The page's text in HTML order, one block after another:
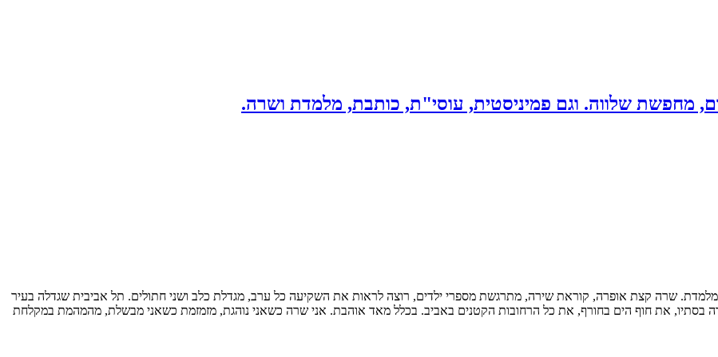
מחפשת שלווה. וגם פמיניסטית, עוסי"ת, כותבת, מלמדת ושרה.
שרה קצת אופרה, קוראת שירה, מתרגשת מספרי ילדים, רוצה לראות את השקיעה כל ערב, מגדלת כלב ושני חתולים. תל אביבית שגדלה בעיר
בסתיו, את חוף הים בחורף, את כל הרחובות הקטנים באביב. בכלל מאד אוהבת. אני שרה כשאני נוהגת, מזמזמת כשאני מבשלת, מהמהמת במקלחת